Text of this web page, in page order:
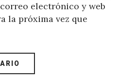
electrónico y web
la próxima vez que